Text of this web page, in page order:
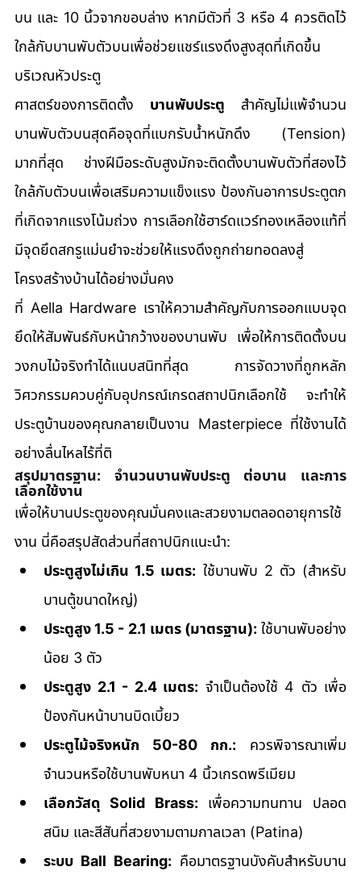
บน และ 10 นิ้วจากขอบล่าง หากมีตัวที่ 3 หรือ 4 ควรติดไว้
ใกล้กับบานพับตัวบนเพื่อช่วยแชร์แรงดึงสูงสุดที่เกิดขึ้น
บริเวณหัวประตู
ศาสตร์ของการติดตั้ง บานพับประตู สำคัญไม่แพ้จำนวน
บานพับตัวบนสุดคือจุดที่แบกรับน้ำหนักดึง (Tension)
มากที่สุด ช่างฝีมือระดับสูงมักจะติดตั้งบานพับตัวที่สองไว้
ใกล้กับตัวบนเพื่อเสริมความแข็งแรง ป้องกันอาการประตูตก
ที่เกิดจากแรงโน้มถ่วง การเลือกใช้ฮาร์ดแวร์ทองเหลืองแท้ที่
มีจุดยึดสกรูแม่นยำจะช่วยให้แรงดึงถูกถ่ายทอดลงสู่
โครงสร้างบ้านได้อย่างมั่นคง
ที่ Aella Hardware เราให้ความสำคัญกับการออกแบบจุด
ยึดให้สัมพันธ์กับหน้ากว้างของบานพับ เพื่อให้การติดตั้งบน
วงกบไม้จริงทำได้แนบสนิทที่สุด การจัดวางที่ถูกหลัก
วิศวกรรมควบคู่กับอุปกรณ์เกรดสถาปนิกเลือกใช้ จะทำให้
ประตูบ้านของคุณกลายเป็นงาน Masterpiece ที่ใช้งานได้
อย่างลื่นไหลไร้ที่ติ
สรุปมาตรฐาน: จำนวนบานพับประตู ต่อบาน และการ
เลือกใช้งาน
เพื่อให้บานประตูของคุณมั่นคงและสวยงามตลอดอายุการใช้
งาน นี่คือสรุปสัดส่วนที่สถาปนิกแนะนำ:
ประตูสูงไม่เกิน 1.5 เมตร: ใช้บานพับ 2 ตัว (สำหรับ
บานตู้ขนาดใหญ่)
ประตูสูง 1.5 - 2.1 เมตร (มาตรฐาน): ใช้บานพับอย่าง
น้อย 3 ตัว
ประตูสูง 2.1 - 2.4 เมตร: จำเป็นต้องใช้ 4 ตัว เพื่อ
ป้องกันหน้าบานบิดเบี้ยว
ประตูไม้จริงหนัก 50-80 กก.: ควรพิจารณาเพิ่ม
จำนวนหรือใช้บานพับหนา 4 นิ้วเกรดพรีเมียม
เลือกวัสดุ Solid Brass: เพื่อความทนทาน ปลอด
สนิม และสีสันที่สวยงามตามกาลเวลา (Patina)
ระบบ Ball Bearing: คือมาตรฐานบังคับสำหรับบาน